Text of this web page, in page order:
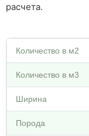
расчета.
Количество в м2
Количество в м3
Ширина
Порода